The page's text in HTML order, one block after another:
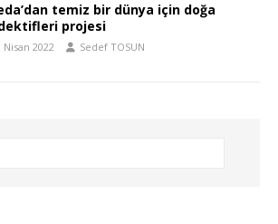
temiz bir dünya için doğa
projesi
Nisan 2022 Sedef TOSUN